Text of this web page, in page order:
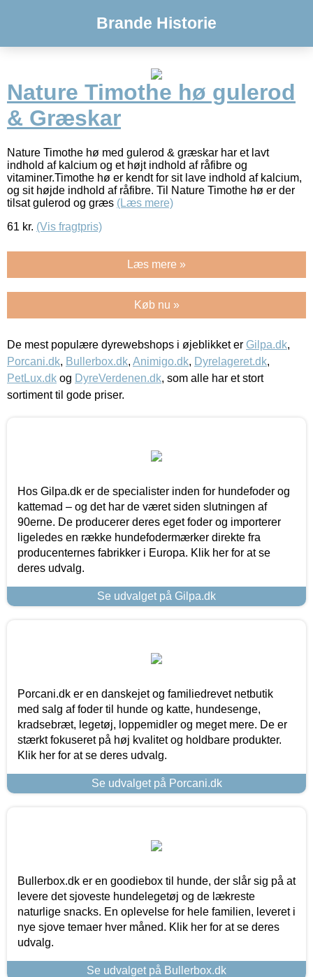
Brande Historie
Nature Timothe hø gulerod
& Græskar
Nature Timothe hø med gulerod & græskar har et lavt
indhold af kalcium og et højt indhold af råfibre og
vitaminer.Timothe hø er kendt for sit lave indhold af kalcium,
og sit højde indhold af råfibre. Til Nature Timothe hø er der
tilsat gulerod og græs (Læs mere)
61 kr. (Vis fragtpris)
Læs mere »
Køb nu »
De mest populære dyrewebshops i øjeblikket er Gilpa.dk,
Porcani.dk, Bullerbox.dk, Animigo.dk, Dyrelageret.dk,
PetLux.dk og DyreVerdenen.dk, som alle har et stort
sortiment til gode priser.
Hos Gilpa.dk er de specialister inden for hundefoder og
kattemad – og det har de været siden slutningen af
90erne. De producerer deres eget foder og importerer
ligeledes en række hundefodermærker direkte fra
producenternes fabrikker i Europa. Klik her for at se
deres udvalg.
Se udvalget på Gilpa.dk
Porcani.dk er en danskejet og familiedrevet netbutik
med salg af foder til hunde og katte, hundesenge,
kradsebræt, legetøj, loppemidler og meget mere. De er
stærkt fokuseret på høj kvalitet og holdbare produkter.
Klik her for at se deres udvalg.
Se udvalget på Porcani.dk
Bullerbox.dk er en goodiebox til hunde, der slår sig på at
levere det sjoveste hundelegetøj og de lækreste
naturlige snacks. En oplevelse for hele familien, leveret i
nye sjove temaer hver måned. Klik her for at se deres
udvalg.
Se udvalget på Bullerbox.dk